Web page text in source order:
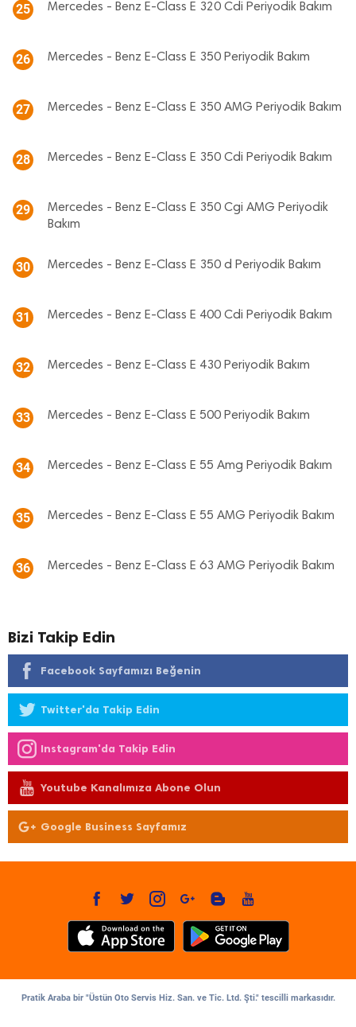
25 Mercedes - Benz E-Class E 320 Cdi Periyodik Bakım
26 Mercedes - Benz E-Class E 350 Periyodik Bakım
27 Mercedes - Benz E-Class E 350 AMG Periyodik Bakım
28 Mercedes - Benz E-Class E 350 Cdi Periyodik Bakım
29
Mercedes - Benz E-Class E 350 Cgi AMG Periyodik
Bakım
30 Mercedes - Benz E-Class E 350 d Periyodik Bakım
31 Mercedes - Benz E-Class E 400 Cdi Periyodik Bakım
32 Mercedes - Benz E-Class E 430 Periyodik Bakım
33 Mercedes - Benz E-Class E 500 Periyodik Bakım
34 Mercedes - Benz E-Class E 55 Amg Periyodik Bakım
35 Mercedes - Benz E-Class E 55 AMG Periyodik Bakım
36 Mercedes - Benz E-Class E 63 AMG Periyodik Bakım
Bizi Takip Edin
Facebook Sayfamızı Beğenin
Twitter'da Takip Edin
Instagram'da Takip Edin
Youtube Kanalımıza Abone Olun
Google Business Sayfamız
Pratik Araba bir "Üstün Oto Servis Hiz. San. ve Tic. Ltd. Şti." tescilli markasıdır.